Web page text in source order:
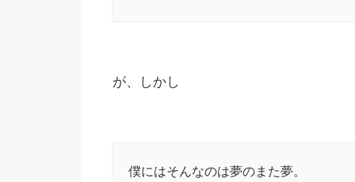
が、しかし
僕にはそんなのは夢のまた夢。